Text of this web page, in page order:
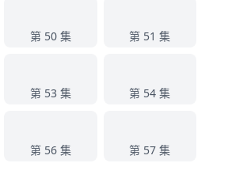
第 50 集 第 51 集
第 53 集 第 54 集
第 56 集 第 57 集